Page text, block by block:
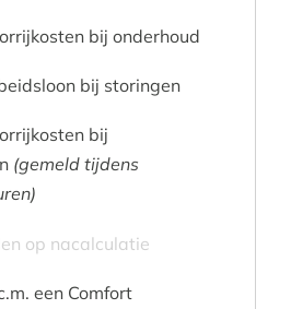
bij onderhoud
bij storingen
bij
(gemeld tijdens
op nacalculatie
een Comfort